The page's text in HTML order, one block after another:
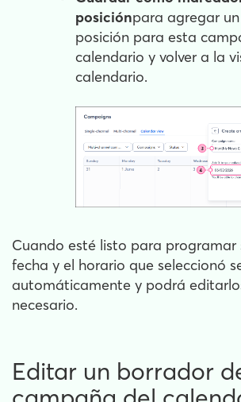
posiciónpara agregar
posición para esta
calendario y volver a la
calendario.
Cuando esté listo para programar
fecha y el horario que seleccionó
automáticamente y podrá
necesario.
Editar un borrador